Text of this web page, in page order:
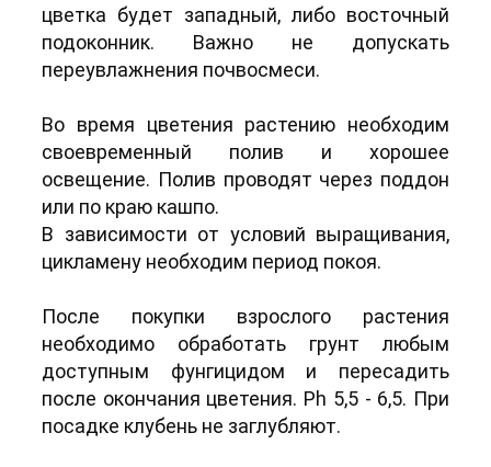
цветка будет западный, либо восточный
подоконник. Важно не допускать
переувлажнения почвосмеси.
Во время цветения растению необходим
своевременный полив и хорошее
освещение. Полив проводят через поддон
или по краю кашпо.
В зависимости от условий выращивания,
цикламену необходим период покоя.
После покупки взрослого растения
необходимо обработать грунт любым
доступным фунгицидом и пересадить
после окончания цветения. Ph 5,5 - 6,5. При
посадке клубень не заглубляют.